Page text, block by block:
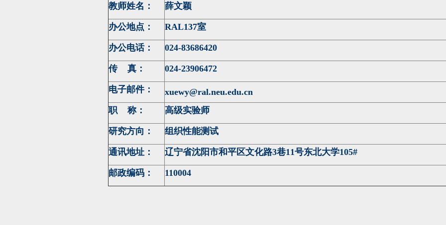
教师姓名： 薛文颖
办公地点： RAL137室
办公电话： 024-83686420
传 真： 024-23906472
电子邮件：
xuewy@ral.neu.edu.cn
职 称：
高级实验师
研究方向： 组织性能测试
通讯地址： 辽宁省沈阳市和平区文化路3巷11号东北大学105#
邮政编码： 110004